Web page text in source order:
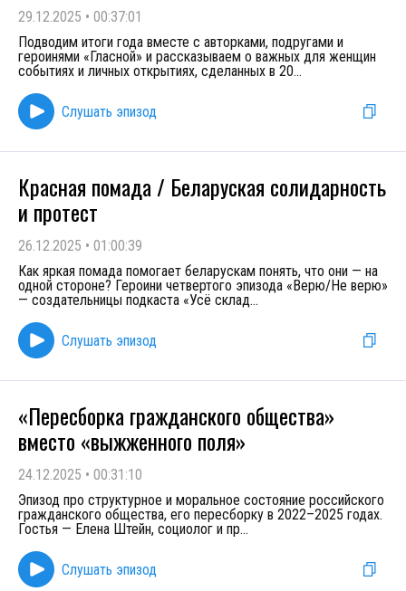
29.12.2025 • 00:37:01
Подводим итоги года вместе с авторками, подругами и
героинями «Гласной» и рассказываем о важных для женщин
событиях и личных открытиях, сделанных в 20...
Слушать эпизод
Красная помада / Беларуская солидарность
и протест
26.12.2025 • 01:00:39
Как яркая помада помогает беларускам понять, что они — на
одной стороне? Героини четвертого эпизода «Верю/Не верю»
— создательницы подкаста «Усё склад...
Слушать эпизод
«Пересборка гражданского общества»
вместо «выжженного поля»
24.12.2025 • 00:31:10
Эпизод про структурное и моральное состояние российского
гражданского общества, его пересборку в 2022–2025 годах.
Гостья — Елена Штейн, социолог и пр...
Слушать эпизод